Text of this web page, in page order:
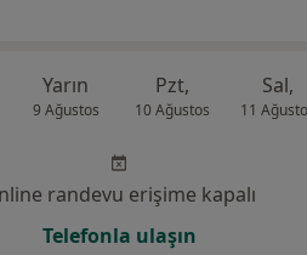
Yarın
9 Ağustos
Pzt,
10 Ağustos
Sal,
11
randevu erişime kapalı
Telefonla ulaşın